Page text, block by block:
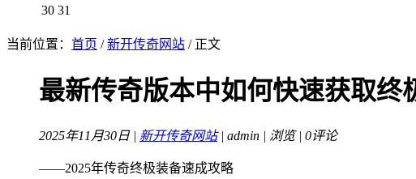
30 31
当前位置： 首页 /新开传奇网站 / 正文
最新传奇版本中如何快速获取终
2025年11月30日 | 新开传奇网站| admin | 浏览 | 0评论
——2025年传奇终极装备速成攻略